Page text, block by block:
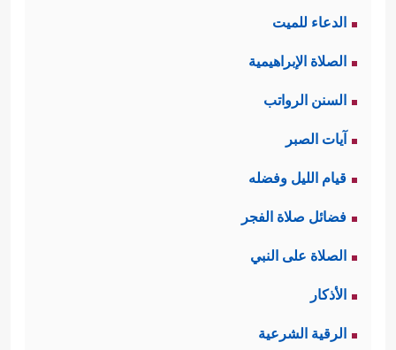
الدعاء للميت
الصلاة الإبراهيمية
السنن الرواتب
آيات الصبر
قيام الليل وفضله
فضائل صلاة الفجر
الصلاة على النبي
الأذكار
الرقية الشرعية